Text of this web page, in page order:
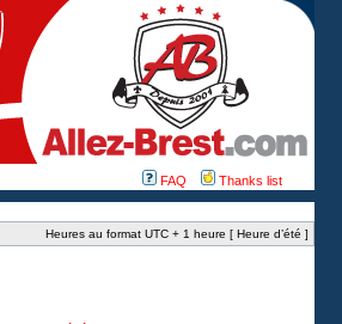
FAQ Thanks list
Heures au format UTC + 1 heure [ Heure d’été ]